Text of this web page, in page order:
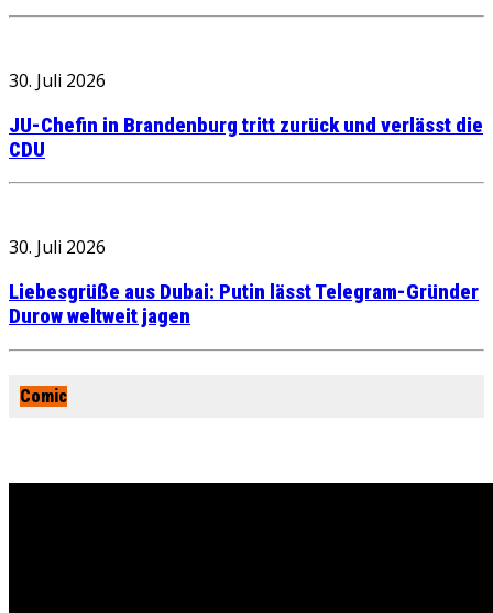
30. Juli 2026
JU-Chefin in Brandenburg tritt zurück und verlässt die
CDU
30. Juli 2026
Liebesgrüße aus Dubai: Putin lässt Telegram-Gründer
Durow weltweit jagen
Comic